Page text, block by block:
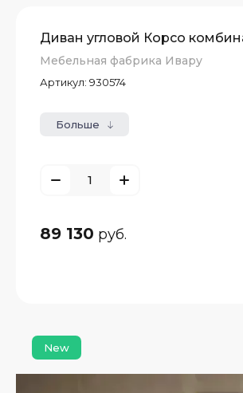
Диван угловой Корсо
Мебельная фабрика Ивару
Артикул: 930574
Больше
89 130 руб.
New